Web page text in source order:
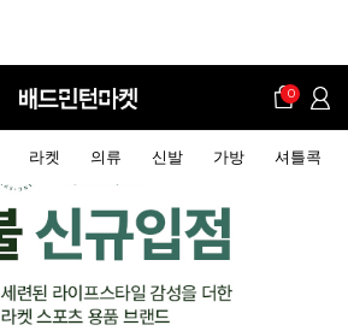
0
라켓 의류 신발 가방 셔틀콕